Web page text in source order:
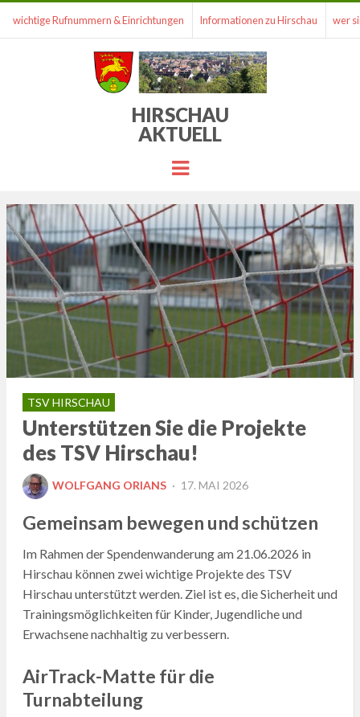
wichtige Rufnummern & Einrichtungen Informationen zu Hirschau wer
HIRSCHAU
AKTUELL
Menu
TSV HIRSCHAU
Unterstützen Sie die Projekte
des TSV Hirschau!
WOLFGANG ORIANS
POSTED
17. MAI 2026
Gemeinsam bewegen und schützen
Im Rahmen der Spendenwanderung am 21.06.2026 in
Hirschau können zwei wichtige Projekte des TSV
Hirschau unterstützt werden. Ziel ist es, die Sicherheit und
Trainingsmöglichkeiten für Kinder, Jugendliche und
Erwachsene nachhaltig zu verbessern.
AirTrack-Matte für die
Turnabteilung